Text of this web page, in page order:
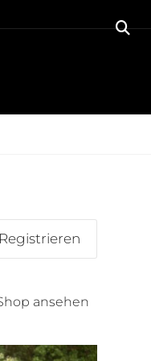
Registrieren
ansehen